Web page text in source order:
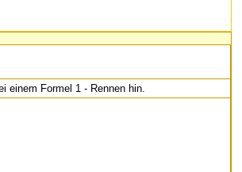
einem Formel 1 - Rennen hin.